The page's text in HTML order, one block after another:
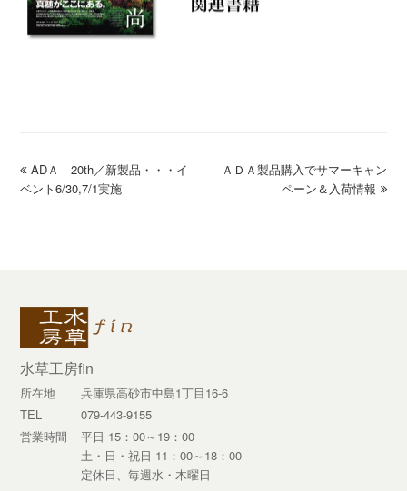
previous
post:
ADＡ 20th／新製品・・・イ
ベント6/30,7/1実施
next
ＡＤＡ製品購入でサマーキャン
ペーン＆入荷情報
水草工房fin
所在地
兵庫県高砂市中島1丁目16-6
TEL
079-443-9155
営業時間
平日 15：00～19：00
土・日・祝日 11：00～18：00
定休日、毎週水・木曜日